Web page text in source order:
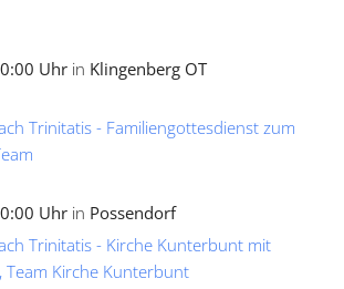
Uhr in Klingenberg OT
Trinitatis - Familiengottesdienst zum
Uhr in Possendorf
Trinitatis - Kirche Kunterbunt mit
Kirche Kunterbunt